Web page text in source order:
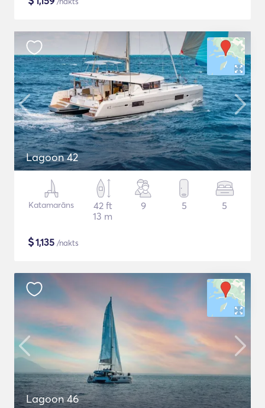
Lagoon 42
Katamarāns
42 ft
13 m
9 5 5
$1,135 /nakts
Lagoon 46